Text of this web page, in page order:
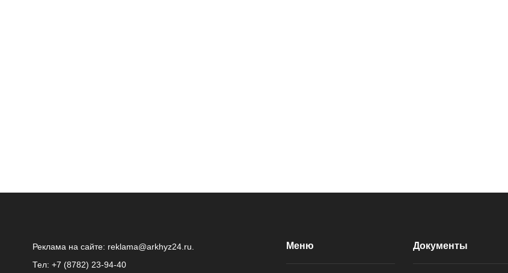
Реклама на сайте: reklama@arkhyz24.ru
Тел: +7 (8782) 23‑94‑40
Меню Документы